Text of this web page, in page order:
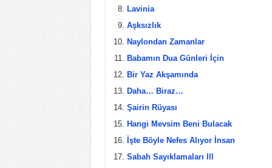
Lavinia
Aşksızlık
Naylondan Zamanlar
Babamın Dua Günleri İçin
Bir Yaz Akşamında
Daha… Biraz…
Şairin Rüyası
Hangi Mevsim Beni Bulacak
İşte Böyle Nefes Alıyor İnsan
Sabah Sayıklamaları lll